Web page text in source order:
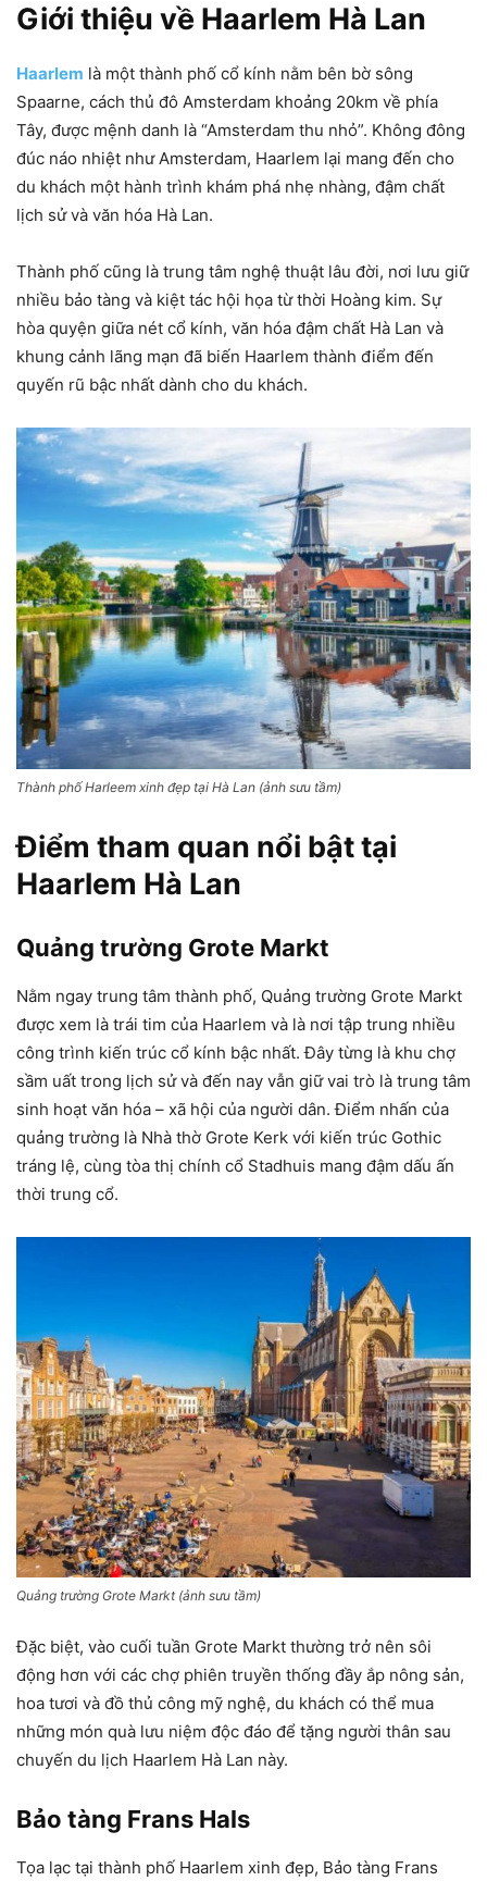
Giới thiệu về Haarlem Hà Lan
Haarlem là một thành phố cổ kính nằm bên bờ sông
Spaarne, cách thủ đô Amsterdam khoảng 20km về phía
Tây, được mệnh danh là “Amsterdam thu nhỏ”. Không đông
đúc náo nhiệt như Amsterdam, Haarlem lại mang đến cho
du khách một hành trình khám phá nhẹ nhàng, đậm chất
lịch sử và văn hóa Hà Lan.
Thành phố cũng là trung tâm nghệ thuật lâu đời, nơi lưu giữ
nhiều bảo tàng và kiệt tác hội họa từ thời Hoàng kim. Sự
hòa quyện giữa nét cổ kính, văn hóa đậm chất Hà Lan và
khung cảnh lãng mạn đã biến Haarlem thành điểm đến
quyến rũ bậc nhất dành cho du khách.
Thành phố Harleem xinh đẹp tại Hà Lan (ảnh sưu tầm)
Điểm tham quan nổi bật tại
Haarlem Hà Lan
Quảng trường Grote Markt
Nằm ngay trung tâm thành phố, Quảng trường Grote Markt
được xem là trái tim của Haarlem và là nơi tập trung nhiều
công trình kiến trúc cổ kính bậc nhất. Đây từng là khu chợ
sầm uất trong lịch sử và đến nay vẫn giữ vai trò là trung tâm
sinh hoạt văn hóa – xã hội của người dân. Điểm nhấn của
quảng trường là Nhà thờ Grote Kerk với kiến trúc Gothic
tráng lệ, cùng tòa thị chính cổ Stadhuis mang đậm dấu ấn
thời trung cổ.
Quảng trường Grote Markt (ảnh sưu tầm)
Đặc biệt, vào cuối tuần Grote Markt thường trở nên sôi
động hơn với các chợ phiên truyền thống đầy ắp nông sản,
hoa tươi và đồ thủ công mỹ nghệ, du khách có thể mua
những món quà lưu niệm độc đáo để tặng người thân sau
chuyến du lịch Haarlem Hà Lan này.
Bảo tàng Frans Hals
Tọa lạc tại thành phố Haarlem xinh đẹp, Bảo tàng Frans